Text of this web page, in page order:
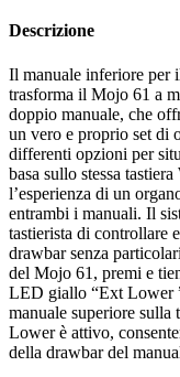
Descrizione
Il manuale inferiore per
trasforma il Mojo 61 a
doppio manuale, che
un vero e proprio set di
differenti opzioni per
basa sullo stessa
l’esperienza di un
entrambi i manuali. Il
tastierista di controllare
drawbar senza
del Mojo 61, premi e
LED giallo “Ext Lower
manuale superiore sulla
Lower è attivo,
della drawbar del